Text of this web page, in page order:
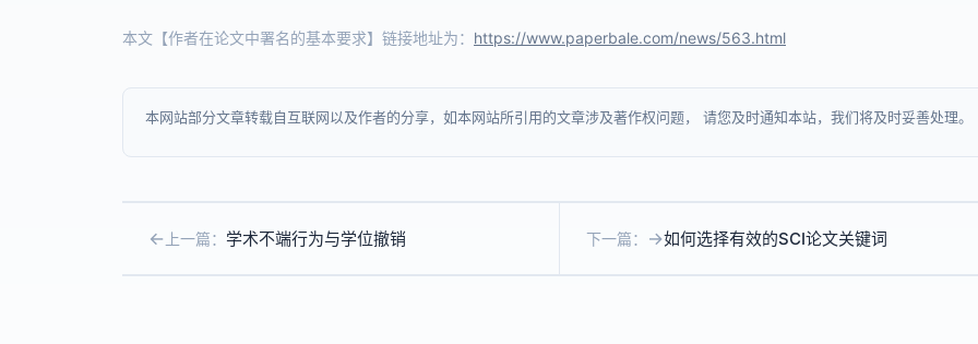
本文【作者在论文中署名的基本要求】链接地址为： https://www.paperbale.com/news/563.html
本网站部分文章转载自互联网以及作者的分享，如本网站所引用的文章涉及著作权问题， 请您及时通知本站，我们将及时妥善处理。
上一篇： 学术不端行为与学位撤销 下一篇： 如何选择有效的SCI论文关键词